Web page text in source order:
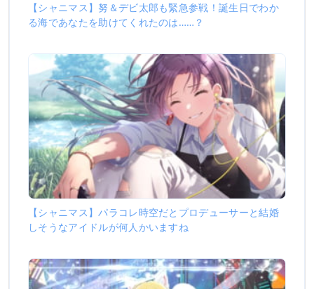
【シャニマス】努＆デビ太郎も緊急参戦！誕生日でわか
る海であなたを助けてくれたのは……？
【シャニマス】パラコレ時空だとプロデューサーと結婚
しそうなアイドルが何人かいますね